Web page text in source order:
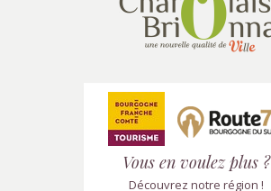
Vous en voulez plus ?
Découvrez notre région !